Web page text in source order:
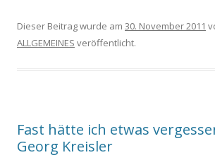
Dieser Beitrag wurde am 30. November 2011
ALLGEMEINES veröffentlicht.
Fast hätte ich etwas
Georg Kreisler